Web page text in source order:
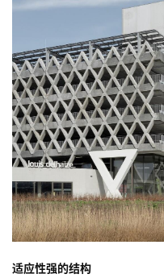
适应性强的结构